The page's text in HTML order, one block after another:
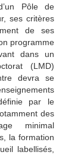
Pôle de
ses critères
de ses
programme
dans un
(LMD)
devra se
par le
des
minimal
la formation
labellisés,